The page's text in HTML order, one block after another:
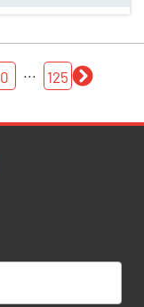
... 125